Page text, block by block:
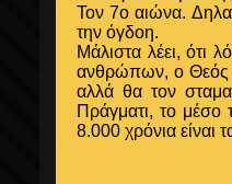
Τον 7ο αιώνα.
την όγδοη.
Μάλιστα λέει, ότι
ανθρώπων, ο Θεός
αλλά θα τον
Πράγματι, το μέσο
8.000 χρόνια είναι